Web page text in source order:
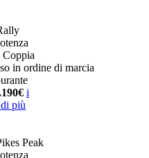
Coppia
in ordine di marcia
i
più
Peak